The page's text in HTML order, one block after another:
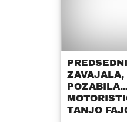
ZAVAJALA,
TANJO